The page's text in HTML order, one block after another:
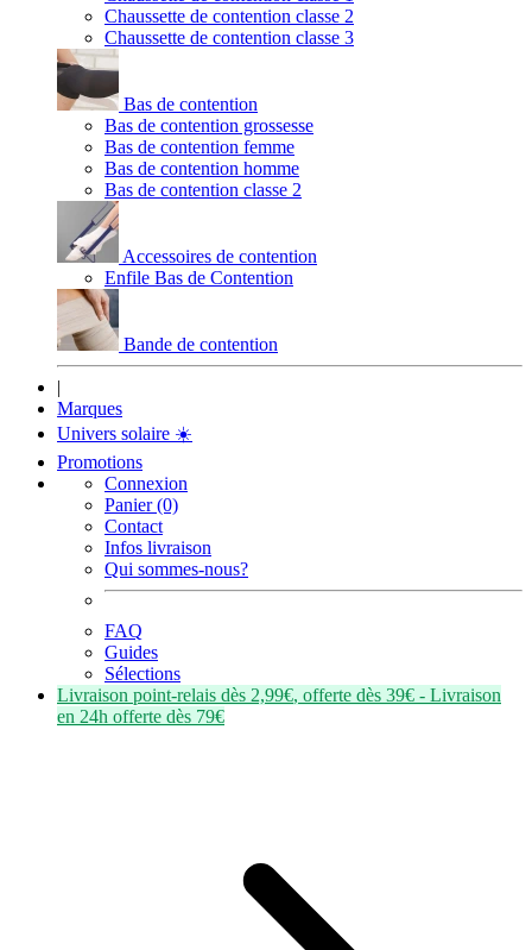
Chaussette de contention classe 2
Chaussette de contention classe 3
Bas de contention
Bas de contention grossesse
Bas de contention femme
Bas de contention homme
Bas de contention classe 2
Accessoires de contention
Enfile Bas de Contention
Bande de contention
|
Marques
Univers solaire ☀️
Promotions
Connexion
Panier (0)
Contact
Infos livraison
Qui sommes-nous?
FAQ
Guides
Sélections
Livraison point-relais dès 2,99€, offerte dès 39€ - Livraison
en 24h offerte dès 79€